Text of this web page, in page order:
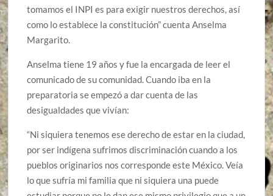
tomamos el INPI es para exigir nuestros derechos, así
como lo establece la constitución” cuenta Anselma
Margarito.
Anselma tiene 19 años y fue la encargada de leer el
comunicado de su comunidad. Cuando iba en la
preparatoria se empezó a dar cuenta de las
desigualdades que vivían:
“Ni siquiera tenemos ese derecho de estar en la ciudad,
por ser indígena sufrimos discriminación cuando a los
pueblos originarios nos corresponde este México. Veía
lo que sufría mi familia que ni siquiera una puede